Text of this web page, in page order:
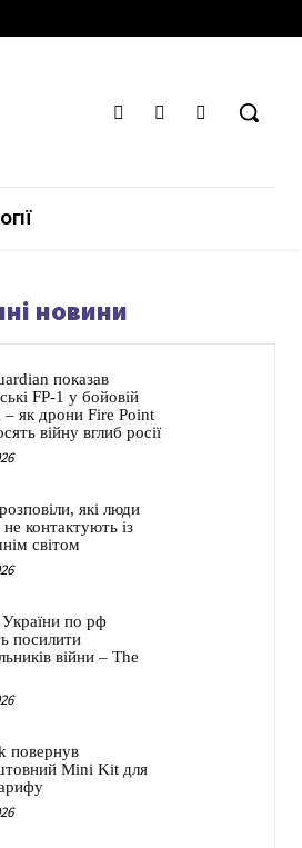
новини
показав
FP-1 у бойовій
– як дрони Fire Point
війну вглиб росії
які люди
контактують із
світом
по рф
посилити
війни – The
повернув
Mini Kit для